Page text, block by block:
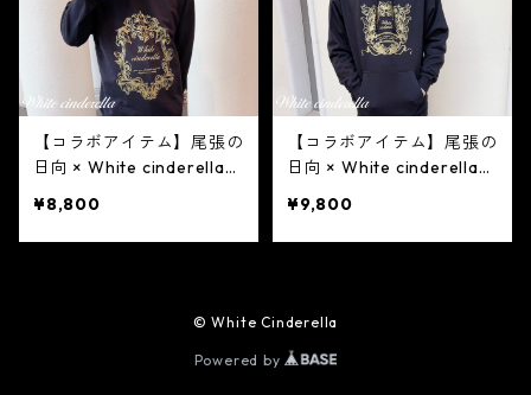
【コラボアイテム】尾張の
日向 × White cinderella
ールドラメ / 白×ゴールド
ラメ］
¥8,800
【コラボアイテム】尾張の
日向 × White cinderella
ルドラメ / 白×ゴールドラ
メ］
¥9,800
© White Cinderella
Powered by